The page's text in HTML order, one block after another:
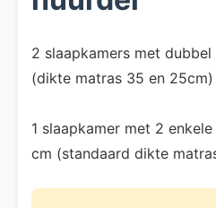
2 slaapkamers met
(dikte matras 35 en 25cm)
1 slaapkamer met 2
cm (standaard dikte